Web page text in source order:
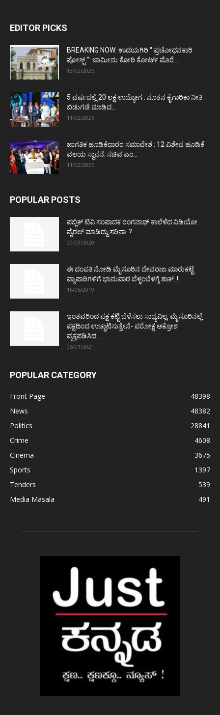
EDITOR PICKS
BREAKING NOW: ಉದಯಗಿರಿ “ ಪ್ರಚೋಧನಕಾರಿ
ಪೋಸ್ಟ್‌ “: ಜಾಮೀನು ಕೋರಿ ಕೋರ್ಟ್‌ ಮೊರೆ...
13/02/2025
5 ವರ್ಷದಲ್ಲಿ 20 ಲಕ್ಷ ಉದ್ಯೋಗ : ನೂತನ ಕೈಗಾರಿಕಾ ನೀತಿ
ಬಿಡುಗಡೆ ಮಾಡಿದ...
11/02/2025
ಜಾಗತಿಕ ಹೂಡಿಕೆದಾರರ ಸಮಾವೇಶ : 12 ವಿಶೇಷ ಹೂಡಿಕೆ
ವಲಯ ಸ್ಥಾಪನೆ: ಸಚಿವ ಎಂ...
11/02/2025
POPULAR POSTS
ಪಬ್ಲಿಕ್ ಟಿವಿ ಸಂಪಾದಕ ರಂಗನಾಥ್ ಕಾಲೆಳೆದ ವಿಡಿಯೋ
ವೈರಲ್ ಮಾಡಿದ್ದು ಸರಿನಾ..?
30/03/2020
ಈ ದಂಪತಿ ನೋಡಿ ಮೈಸೂರಿನ ದೇವರಾಜ ಮಾರುಕಟ್ಟೆ
ವ್ಯಾಪಾರಿಗಳಿಗೆ ಭಾನುವಾರ ಬೆಳ್ಳಂಬೆಳಗ್ಗೆ ಶಾಕ್..!
16/06/2019
ಇಂತವರಿಂದ ಪಕ್ಷ ಕಟ್ಟಿ ಬೆಳೆಸಲು ಸಾಧ್ಯವಿಲ್ಲ: ಮೈಸೂರಿನಲ್ಲೆ
ಪಕ್ಷದಿಂದ ಉಚ್ಚಾಟಿಸುತ್ತೇನೆ- ಪರೋಕ್ಷ ಆಕ್ರೋಶ
ವ್ಯಕ್ತಪಡಿಸಿದ...
05/01/2021
POPULAR CATEGORY
Front Page
48398
News
48382
Politics
28841
Crime
4608
Cinema
3675
Sports
1397
Tenders
539
Media Masala
491